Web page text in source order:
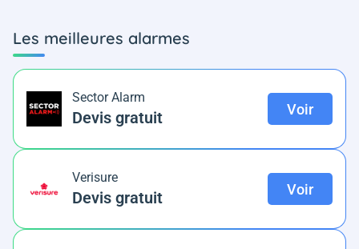
Les meilleures alarmes
Sector Alarm
Devis gratuit Voir
Verisure
Devis gratuit Voir